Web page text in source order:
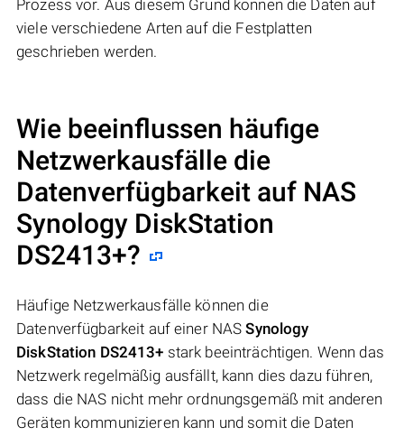
Prozess vor. Aus diesem Grund können die Daten auf
viele verschiedene Arten auf die Festplatten
geschrieben werden.
Wie beeinflussen häufige
Netzwerkausfälle die
Datenverfügbarkeit auf NAS
Synology DiskStation
DS2413+?
Häufige Netzwerkausfälle können die
Datenverfügbarkeit auf einer NASSynology
DiskStation DS2413+ stark beeinträchtigen. Wenn das
Netzwerk regelmäßig ausfällt, kann dies dazu führen,
dass die NAS nicht mehr ordnungsgemäß mit anderen
Geräten kommunizieren kann und somit die Daten